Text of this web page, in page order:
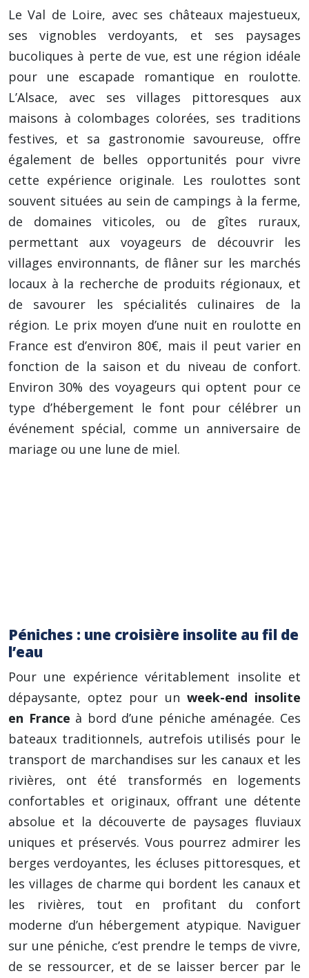
Le Val de Loire, avec ses châteaux majestueux,
ses vignobles verdoyants, et ses paysages
bucoliques à perte de vue, est une région idéale
pour une escapade romantique en roulotte.
L’Alsace, avec ses villages pittoresques aux
maisons à colombages colorées, ses traditions
festives, et sa gastronomie savoureuse, offre
également de belles opportunités pour vivre
cette expérience originale. Les roulottes sont
souvent situées au sein de campings à la ferme,
de domaines viticoles, ou de gîtes ruraux,
permettant aux voyageurs de découvrir les
villages environnants, de flâner sur les marchés
locaux à la recherche de produits régionaux, et
de savourer les spécialités culinaires de la
région. Le prix moyen d’une nuit en roulotte en
France est d’environ 80€, mais il peut varier en
fonction de la saison et du niveau de confort.
Environ 30% des voyageurs qui optent pour ce
type d’hébergement le font pour célébrer un
événement spécial, comme un anniversaire de
mariage ou une lune de miel.
Péniches : une croisière insolite au fil de
l’eau
Pour une expérience véritablement insolite et
dépaysante, optez pour un week-end insolite
en France à bord d’une péniche aménagée. Ces
bateaux traditionnels, autrefois utilisés pour le
transport de marchandises sur les canaux et les
rivières, ont été transformés en logements
confortables et originaux, offrant une détente
absolue et la découverte de paysages fluviaux
uniques et préservés. Vous pourrez admirer les
berges verdoyantes, les écluses pittoresques, et
les villages de charme qui bordent les canaux et
les rivières, tout en profitant du confort
moderne d’un hébergement atypique. Naviguer
sur une péniche, c’est prendre le temps de vivre,
de se ressourcer, et de se laisser bercer par le